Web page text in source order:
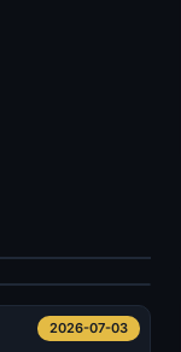
大陆
2026-07-03
2026-07-03